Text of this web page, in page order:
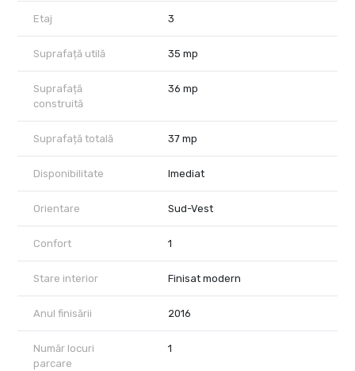
Etaj 3
Suprafață utilă 35 mp
Suprafață
construită
36 mp
Suprafață totală 37 mp
Disponibilitate Imediat
Orientare Sud-Vest
Confort 1
Stare interior Finisat modern
Anul finisării 2016
Număr locuri
parcare
1